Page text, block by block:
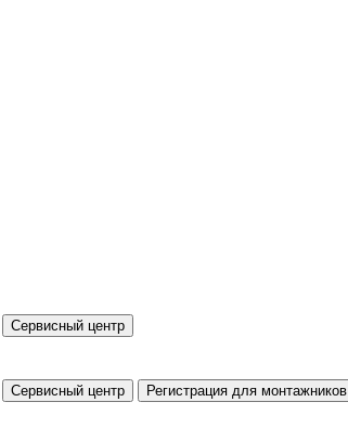
Сервисный центр
Сервисный центр Регистрация для монтажников